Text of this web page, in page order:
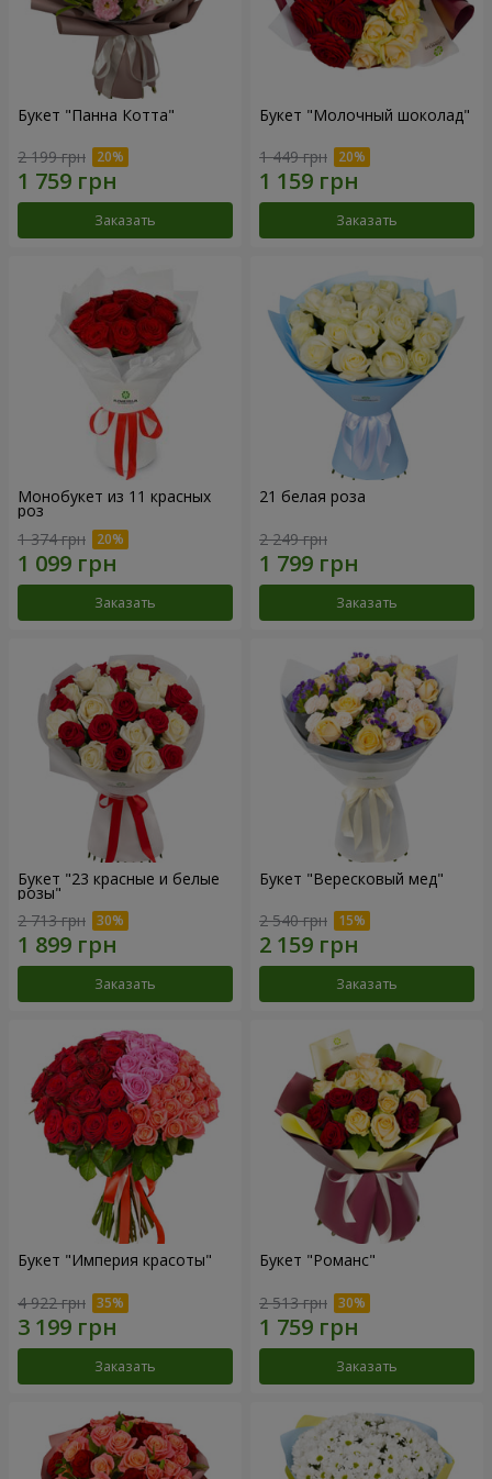
Букет "Панна Котта"
2 199 грн
Заказать
Букет "Молочный шоколад"
1 449 грн
Заказать
Монобукет из 11 красных
роз
1 374 грн
Заказать
21 белая роза
2 249 грн
Заказать
Букет "23 красные и белые
розы"
2 713 грн
Заказать
Букет "Вересковый мед"
2 540 грн
Заказать
Букет "Империя красоты"
4 922 грн
Заказать
Букет "Романс"
2 513 грн
Заказать